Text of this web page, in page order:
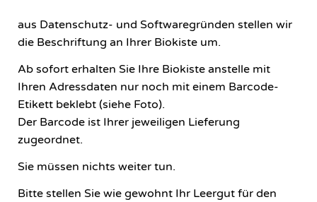
aus Datenschutz- und Softwaregründen stellen wir
die Beschriftung an Ihrer Biokiste um.
Ab sofort erhalten Sie Ihre Biokiste anstelle mit
Ihren Adressdaten nur noch mit einem Barcode-
Etikett beklebt (siehe Foto).
Der Barcode ist Ihrer jeweiligen Lieferung
zugeordnet.
Sie müssen nichts weiter tun.
Bitte stellen Sie wie gewohnt Ihr Leergut für den